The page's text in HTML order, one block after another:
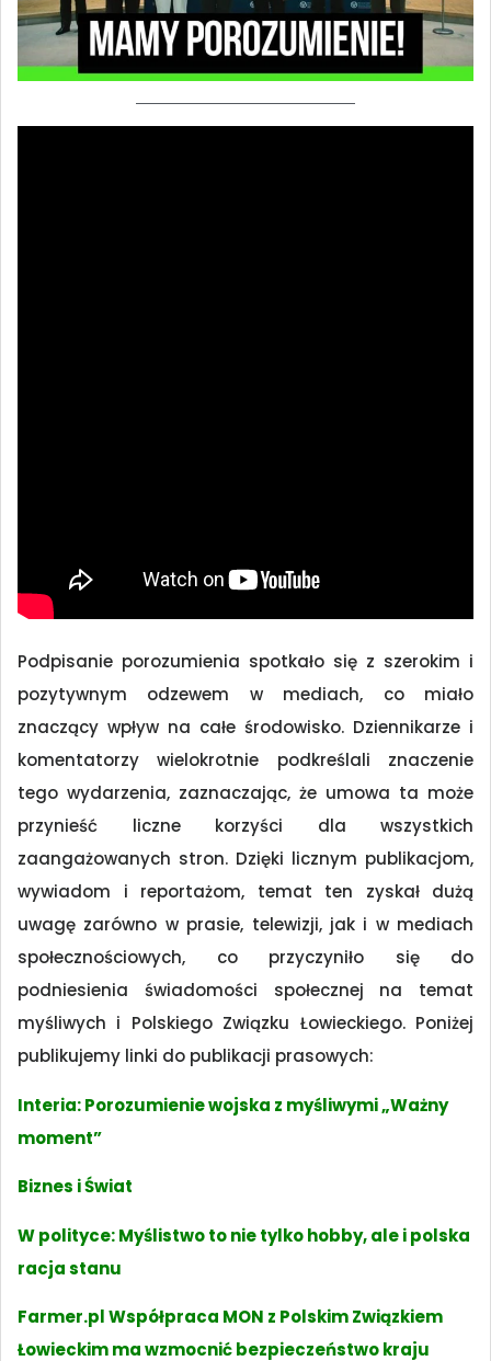
Podpisanie porozumienia spotkało się z szerokim i
pozytywnym odzewem w mediach, co miało
znaczący wpływ na całe środowisko. Dziennikarze i
komentatorzy wielokrotnie podkreślali znaczenie
tego wydarzenia, zaznaczając, że umowa ta może
przynieść liczne korzyści dla wszystkich
zaangażowanych stron. Dzięki licznym publikacjom,
wywiadom i reportażom, temat ten zyskał dużą
uwagę zarówno w prasie, telewizji, jak i w mediach
społecznościowych, co przyczyniło się do
podniesienia świadomości społecznej na temat
myśliwych i Polskiego Związku Łowieckiego. Poniżej
publikujemy linki do publikacji prasowych:
Interia: Porozumienie wojska z myśliwymi „Ważny
moment”
Biznes i Świat
W polityce: Myślistwo to nie tylko hobby, ale i polska
racja stanu
Farmer.pl Współpraca MON z Polskim Związkiem
Łowieckim ma wzmocnić bezpieczeństwo kraju